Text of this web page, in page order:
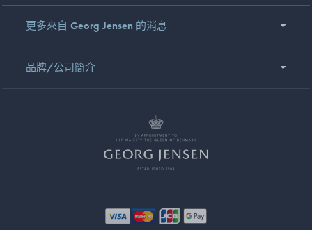
更多來自 Georg Jensen 的消息
品牌/公司簡介